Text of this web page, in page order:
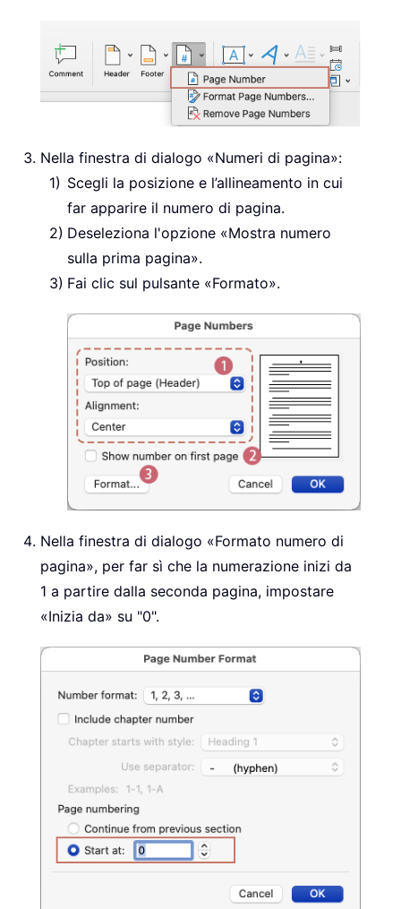
Nella finestra di dialogo «Numeri di pagina»:
Scegli la posizione e l’allineamento in cui
far apparire il numero di pagina.
Deseleziona l'opzione «Mostra numero
sulla prima pagina».
Fai clic sul pulsante «Formato».
Nella finestra di dialogo «Formato numero di
pagina», per far sì che la numerazione inizi da
1 a partire dalla seconda pagina, impostare
«Inizia da» su "0".